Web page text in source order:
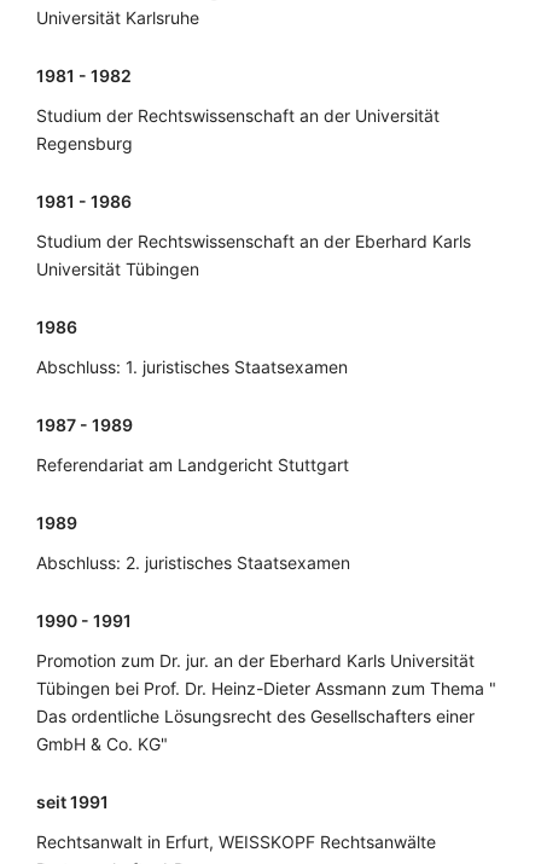
Universität Karlsruhe
1981 - 1982
Studium der Rechtswissenschaft an der Universität
Regensburg
1981 - 1986
Studium der Rechtswissenschaft an der Eberhard Karls
Universität Tübingen
1986
Abschluss: 1. juristisches Staatsexamen
1987 - 1989
Referendariat am Landgericht Stuttgart
1989
Abschluss: 2. juristisches Staatsexamen
1990 - 1991
Promotion zum Dr. jur. an der Eberhard Karls Universität
Tübingen bei Prof. Dr. Heinz-Dieter Assmann zum Thema "
Das ordentliche Lösungsrecht des Gesellschafters einer
GmbH & Co. KG"
seit 1991
Rechtsanwalt in Erfurt, WEISSKOPF Rechtsanwälte